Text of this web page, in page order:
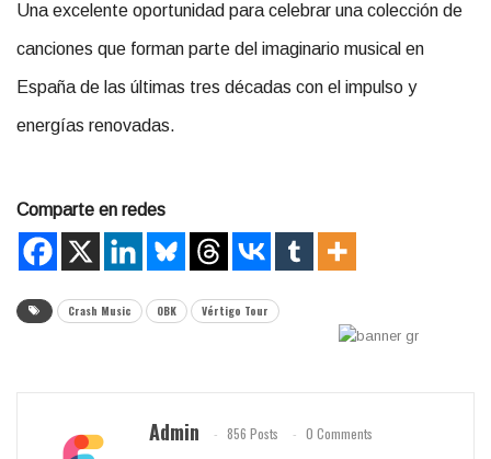
Una excelente oportunidad para celebrar una colección de
canciones que forman parte del imaginario musical en
España de las últimas tres décadas con el impulso y
energías renovadas.
Comparte en redes
Crash Music OBK Vértigo Tour
Admin 856 Posts 0 Comments